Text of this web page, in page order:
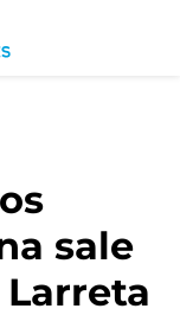
sale